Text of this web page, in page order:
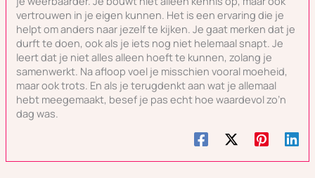
vertrouwen in je eigen kunnen. Het is een ervaring die je
helpt om anders naar jezelf te kijken. Je gaat merken dat je
durft te doen, ook als je iets nog niet helemaal snapt. Je
leert dat je niet alles alleen hoeft te kunnen, zolang je
samenwerkt. Na afloop voel je misschien vooral moeheid,
maar ook trots. En als je terugdenkt aan wat je allemaal
hebt meegemaakt, besef je pas echt hoe waardevol zo’n
dag was.